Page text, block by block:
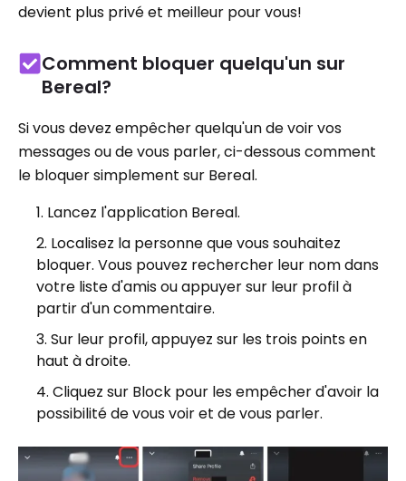
devient plus privé et meilleur pour vous!
Comment bloquer quelqu'un sur
Bereal?
Si vous devez empêcher quelqu'un de voir vos
messages ou de vous parler, ci-dessous comment
le bloquer simplement sur Bereal.
Lancez l'application Bereal.
Localisez la personne que vous souhaitez
bloquer. Vous pouvez rechercher leur nom dans
votre liste d'amis ou appuyer sur leur profil à
partir d'un commentaire.
Sur leur profil, appuyez sur les trois points en
haut à droite.
Cliquez sur Block pour les empêcher d'avoir la
possibilité de vous voir et de vous parler.